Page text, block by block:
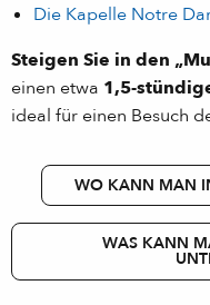
Die Kapelle Notre
Steigen Sie in den
einen etwa 1,5-
ideal für einen Besuch
WO KANN MAN
WAS KANN